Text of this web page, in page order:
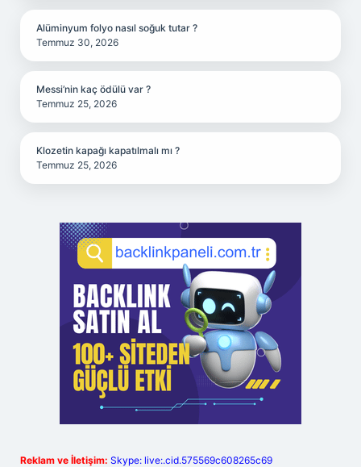
Alüminyum folyo nasıl soğuk tutar ?
Temmuz 30, 2026
Messi’nin kaç ödülü var ?
Temmuz 25, 2026
Klozetin kapağı kapatılmalı mı ?
Temmuz 25, 2026
Reklam ve İletişim: Skype: live:.cid.575569c608265c69